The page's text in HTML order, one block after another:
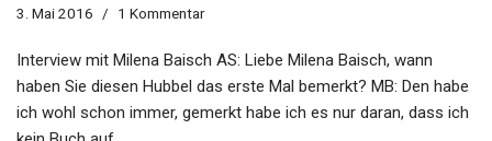
3. Mai 2016 1 Kommentar
Interview mit Milena Baisch AS: Liebe Milena Baisch, wann
haben Sie diesen Hubbel das erste Mal bemerkt? MB: Den habe
ich wohl schon immer, gemerkt habe ich es nur daran, dass ich